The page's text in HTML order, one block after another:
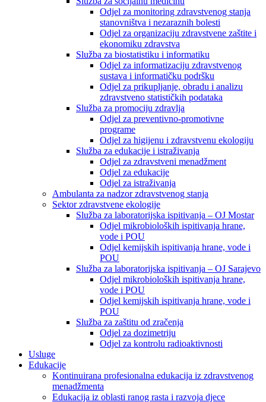
Odjel za monitoring zdravstvenog stanja
stanovništva i nezaraznih bolesti
Odjel za organizaciju zdravstvene zaštite i
ekonomiku zdravstva
Služba za biostatistiku i informatiku
Odjel za informatizaciju zdravstvenog
sustava i informatičku podršku
Odjel za prikupljanje, obradu i analizu
zdravstveno statističkih podataka
Služba za promociju zdravlja
Odjel za preventivno-promotivne
programe
Odjel za higijenu i zdravstvenu ekologiju
Služba za edukacije i istraživanja
Odjel za zdravstveni menadžment
Odjel za edukacije
Odjel za istraživanja
Ambulanta za nadzor zdravstvenog stanja
Sektor zdravstvene ekologije
Služba za laboratorijska ispitivanja – OJ Mostar
Odjel mikrobioloških ispitivanja hrane,
vode i POU
Odjel kemijskih ispitivanja hrane, vode i
POU
Služba za laboratorijska ispitivanja – OJ Sarajevo
Odjel mikrobioloških ispitivanja hrane,
vode i POU
Odjel kemijskih ispitivanja hrane, vode i
POU
Služba za zaštitu od zračenja
Odjel za dozimetriju
Odjel za kontrolu radioaktivnosti
Usluge
Edukacije
Kontinuirana profesionalna edukacija iz zdravstvenog
menadžmenta
Edukacija iz oblasti ranog rasta i razvoja djece